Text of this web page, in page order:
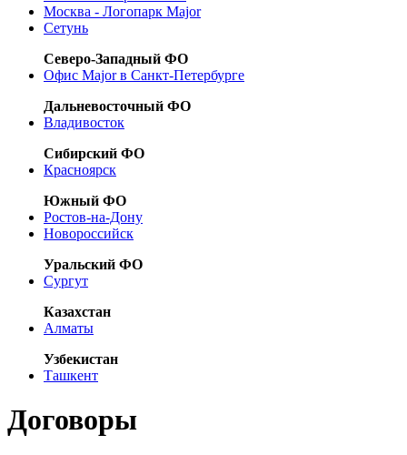
Москва - Логопарк Major
Сетунь
Северо-Западный ФО
Офис Major в Санкт-Петербурге
Дальневосточный ФО
Владивосток
Сибирский ФО
Красноярск
Южный ФО
Ростов-на-Дону
Новороссийск
Уральский ФО
Сургут
Казахстан
Алматы
Узбекистан
Ташкент
Договоры